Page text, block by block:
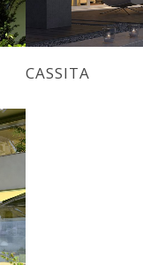
CASSITA